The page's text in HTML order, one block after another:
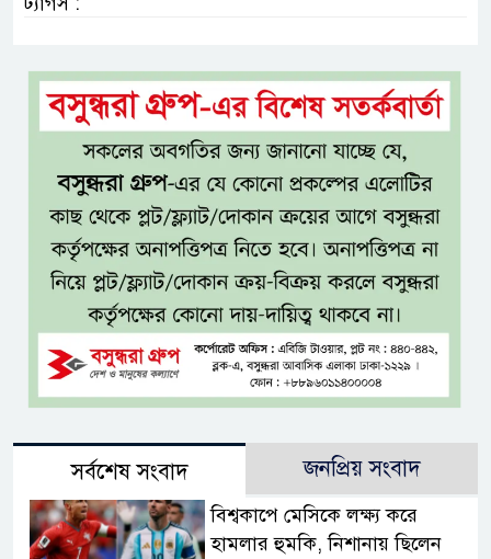
সর্বশেষ সংবাদ জনপ্রিয় সংবাদ
বিশ্বকাপে মেসিকে লক্ষ্য করে
হামলার হুমকি, নিশানায় ছিলেন